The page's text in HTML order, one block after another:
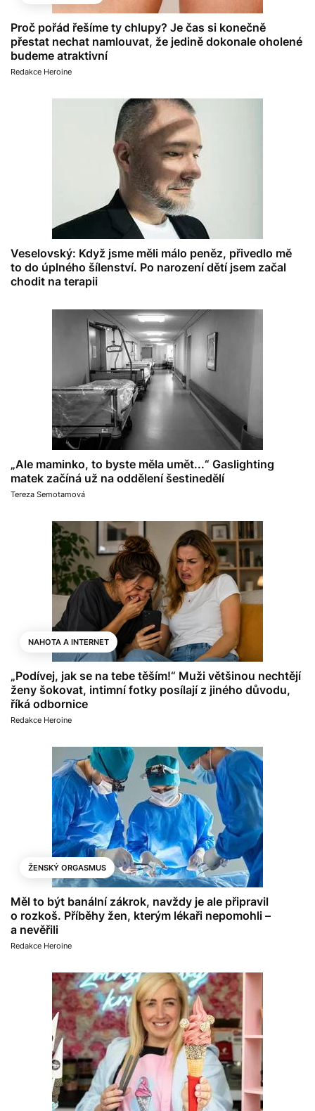
Proč pořád řešíme ty chlupy? Je čas si konečně
přestat nechat namlouvat, že jedině dokonale oholené
budeme atraktivní
Redakce Heroine
Veselovský: Když jsme měli málo peněz, přivedlo mě
to do úplného šílenství. Po narození dětí jsem začal
chodit na terapii
„Ale maminko, to byste měla umět...“ Gaslighting
matek začíná už na oddělení šestinedělí
Tereza Semotamová
NAHOTA A INTERNET
„Podívej, jak se na tebe těším!“ Muži většinou nechtějí
ženy šokovat, intimní fotky posílají z jiného důvodu,
říká odbornice
Redakce Heroine
ŽENSKÝ ORGASMUS
Měl to být banální zákrok, navždy je ale připravil
o rozkoš. Příběhy žen, kterým lékaři nepomohli –
a nevěřili
Redakce Heroine